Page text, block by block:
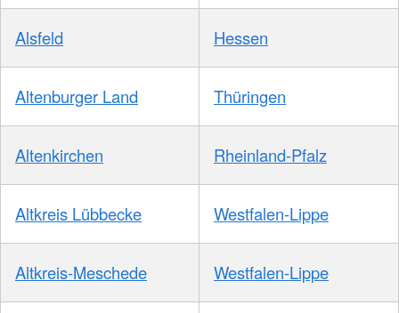
Alsfeld Hessen
Altenburger Land Thüringen
Altenkirchen Rheinland-Pfalz
Altkreis Lübbecke Westfalen-Lippe
Altkreis-Meschede Westfalen-Lippe